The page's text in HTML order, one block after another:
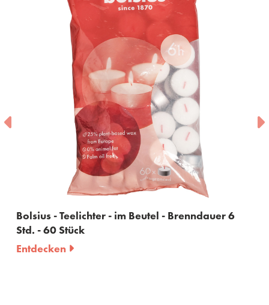
- Brenndauer 6
Bolsius - Duftteelichter in